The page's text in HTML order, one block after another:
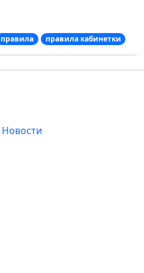
правила правила кабинетки
Новости